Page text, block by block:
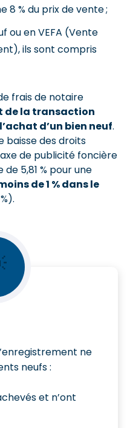
% du prix de vente ;
ou en VEFA (Vente
ils sont compris
frais de notaire
de la transaction
d’un bien neuf.
baisse des droits
de publicité foncière
5,81 % pour une
de 1 % dans le
ne
neufs :
et n’ont